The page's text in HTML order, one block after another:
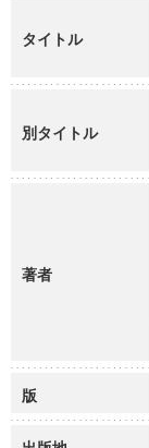
タイトル
別タイトル
著者
版